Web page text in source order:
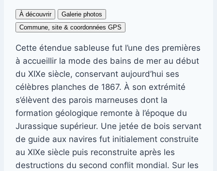
À découvrir
Galerie photos
Commune, site & coordonnées GPS
Cette étendue sableuse fut l’une des premières
à accueillir la mode des bains de mer au début
du XIXe siècle, conservant aujourd’hui ses
célèbres planches de 1867. À son extrémité
s’élèvent des parois marneuses dont la
formation géologique remonte à l’époque du
Jurassique supérieur. Une jetée de bois servant
de guide aux navires fut initialement construite
au XIXe siècle puis reconstruite après les
destructions du second conflit mondial. Sur les